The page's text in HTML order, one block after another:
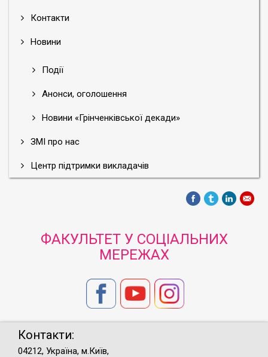
Контакти
Новини
Події
Анонси, оголошення
Новини «Грінченківської декади»
ЗМІ про нас
Центр підтримки викладачів
ФАКУЛЬТЕТ У СОЦІАЛЬНИХ
МЕРЕЖАХ
Контакти:
04212, Україна, м.Київ,